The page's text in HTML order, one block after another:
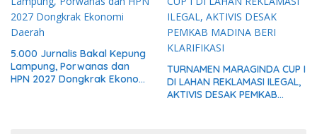
5.000 Jurnalis Bakal Kepung
Lampung, Porwanas dan
HPN 2027 Dongkrak Ekonomi
TURNAMEN MARAGINDA CUP I
DI LAHAN REKLAMASI ILEGAL,
AKTIVIS DESAK PEMKAB